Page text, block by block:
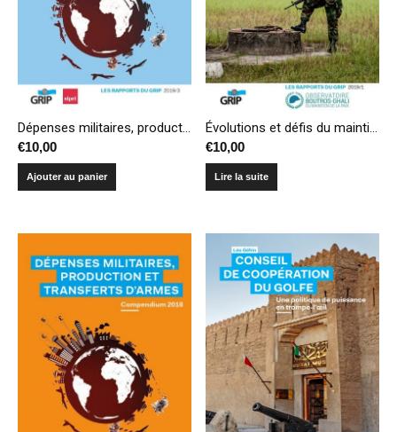
Dépenses militaires, production et transferts d’armes – Compendium 2019
€10,00
Ajouter au panier
Évolutions et défis du maintien de la paix. Recueil de publications de l’Observatoire Boutros-Ghali
€10,00
Lire la suite